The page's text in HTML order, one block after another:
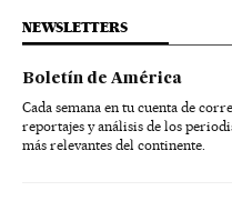
NEWSLETTERS
Boletín de América
Cada semana en tu cuenta de
reportajes y análisis de los
más relevantes del continente.